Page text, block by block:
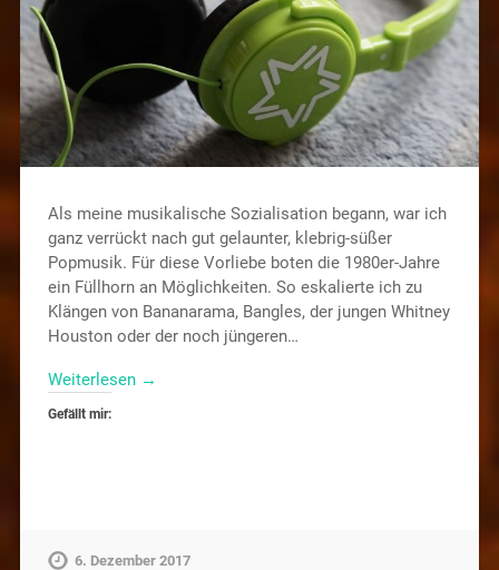
Als meine musikalische Sozialisation begann, war ich
ganz verrückt nach gut gelaunter, klebrig-süßer
Popmusik. Für diese Vorliebe boten die 1980er-Jahre
ein Füllhorn an Möglichkeiten. So eskalierte ich zu
Klängen von Bananarama, Bangles, der jungen Whitney
Houston oder der noch jüngeren…
Weiterlesen →
Gefällt mir:
6. Dezember 2017